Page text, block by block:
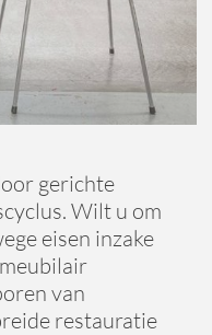
gerichte
Wilt u om
eisen inzake
van
restauratie